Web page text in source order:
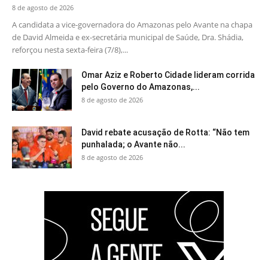
8 de agosto de 2026
A candidata a vice-governadora do Amazonas pelo Avante na chapa
de David Almeida e ex-secretária municipal de Saúde, Dra. Shádia,
reforçou nesta sexta-feira (7/8),...
Omar Aziz e Roberto Cidade lideram corrida
pelo Governo do Amazonas,...
8 de agosto de 2026
David rebate acusação de Rotta: “Não tem
punhalada; o Avante não...
8 de agosto de 2026